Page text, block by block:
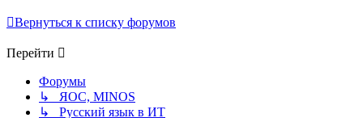
Вернуться к списку форумов
Перейти
Форумы
↳ ЯОС, MINOS
↳ Русский язык в ИТ